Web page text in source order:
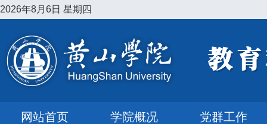
2026年8月6日 星期四
网站首页 学院概况 党群工作